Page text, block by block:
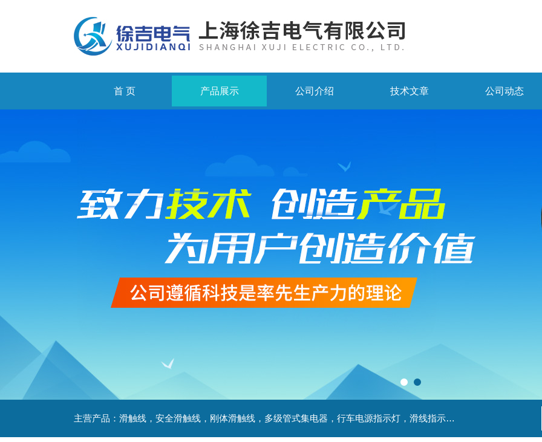
首 页 产品展示 公司介绍 技术文章 公司动态
主营产品：滑触线，安全滑触线，刚体滑触线，多级管式集电器，行车电源指示灯，滑线指示灯，集电器，扁平电缆，H型单级安全滑触器，电缆滑轨滑车